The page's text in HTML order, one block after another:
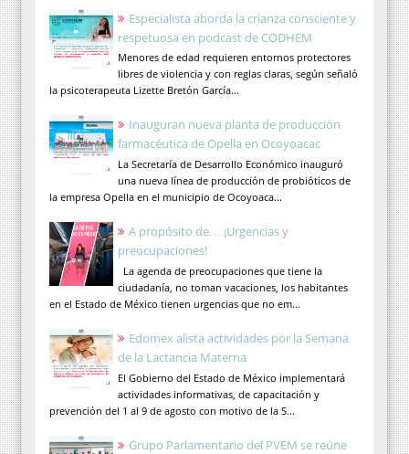
Especialista aborda la crianza consciente y
respetuosa en podcast de CODHEM
Menores de edad requieren entornos protectores
libres de violencia y con reglas claras, según señaló
la psicoterapeuta Lizette Bretón García...
Inauguran nueva planta de producción
farmacéutica de Opella en Ocoyoacac
La Secretaría de Desarrollo Económico inauguró
una nueva línea de producción de probióticos de
la empresa Opella en el municipio de Ocoyoaca...
A propósito de… ¡Urgencias y
preocupaciones!
La agenda de preocupaciones que tiene la
ciudadanía, no toman vacaciones, los habitantes
en el Estado de México tienen urgencias que no em...
Edomex alista actividades por la Semana
de la Lactancia Materna
El Gobierno del Estado de México implementará
actividades informativas, de capacitación y
prevención del 1 al 9 de agosto con motivo de la S...
Grupo Parlamentario del PVEM se reúne